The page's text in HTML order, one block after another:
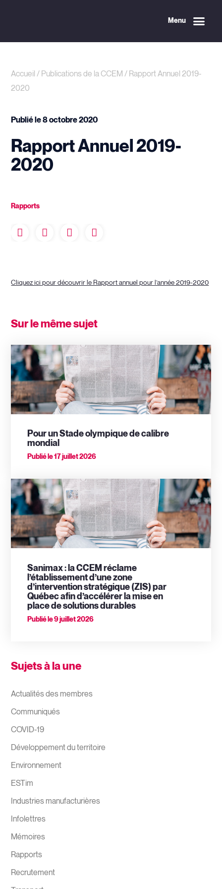
Menu
Accueil / Publications de la CCEM / Rapport Annuel 2019-
2020
Publié le8 octobre 2020
Rapport Annuel 2019-
2020
Rapports
Cliquez ici pour découvrir le Rapport annuel pour l’année 2019-2020
Sur le même sujet
Pour un Stade olympique de calibre
mondial
Publié le17 juillet 2026
Sanimax : la CCEM réclame
l’établissement d’une zone
d’intervention stratégique (ZIS) par
Québec afin d’accélérer la mise en
place de solutions durables
Publié le9 juillet 2026
Sujets à la une
Actualités des membres
Communiqués
COVID-19
Développement du territoire
Environnement
ESTim
Industries manufacturières
Infolettres
Mémoires
Rapports
Recrutement